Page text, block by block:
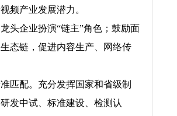
频产业发展潜力。
企业扮演“链主”角色；鼓励面
态链，促进内容生产、网络传
匹配。充分发挥国家和省级制
发中试、标准建设、检测认